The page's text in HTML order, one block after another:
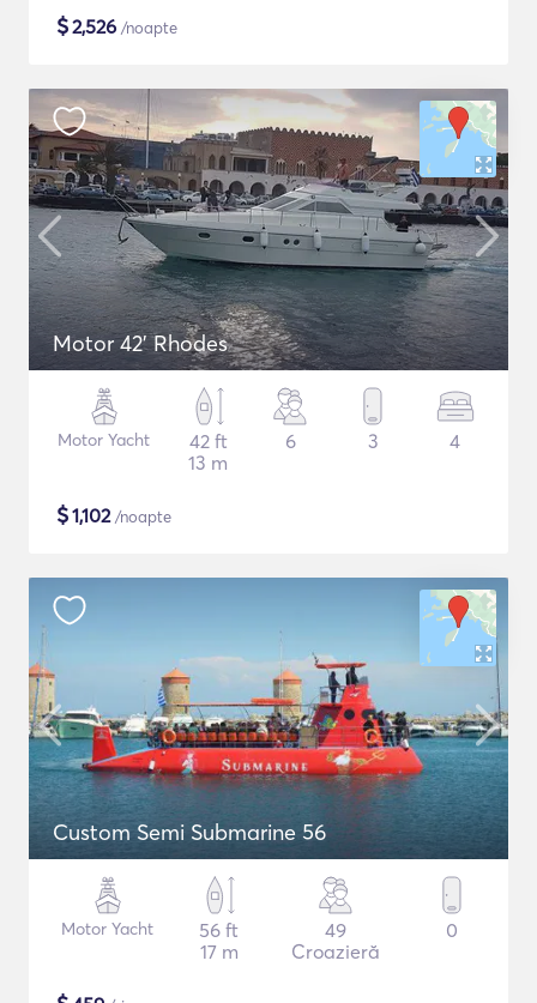
$2,526 /noapte
Motor 42' Rhodes
Motor Yacht
42 ft
13 m
6 3 4
$1,102/noapte
Custom Semi Submarine 56
Motor Yacht
56 ft
17 m
49
Croazieră
0